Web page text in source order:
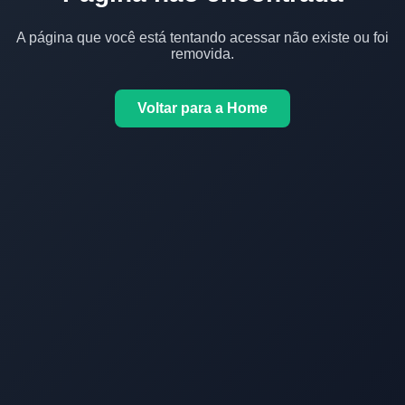
A página que você está tentando acessar não existe ou foi
removida.
Voltar para a Home